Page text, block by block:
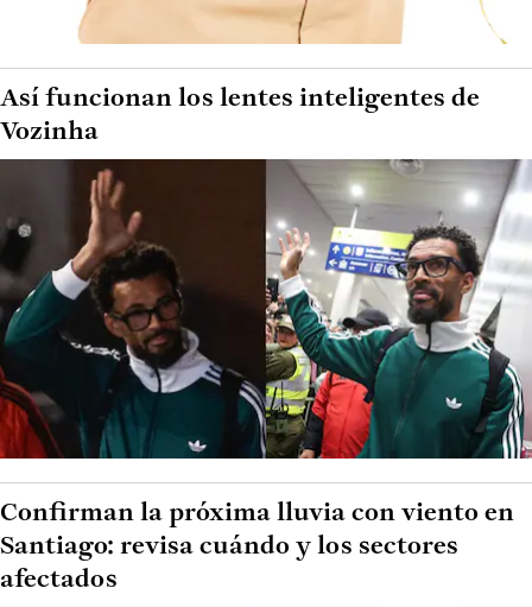
Así funcionan los lentes inteligentes de
Vozinha
Confirman la próxima lluvia con viento en
Santiago: revisa cuándo y los sectores
afectados